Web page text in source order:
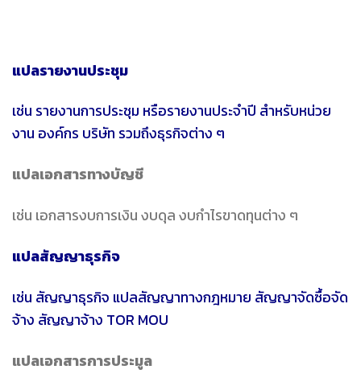
แปลรายงานประชุม
เช่น รายงานการประชุม หรือรายงานประจำปี สำหรับหน่วย
งาน องค์กร บริษัท รวมถึงธุรกิจต่าง ๆ
แปลเอกสารทางบัญชี
เช่น เอกสารงบการเงิน งบดุล งบกำไรขาดทุนต่าง ๆ
แปลสัญญาธุรกิจ
เช่น สัญญาธุรกิจ แปลสัญญาทางกฎหมาย สัญญาจัดซื้อจัด
จ้าง สัญญาจ้าง TOR MOU
แปลเอกสารการประมูล